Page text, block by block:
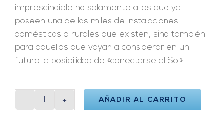
imprescindible no solamente a los que ya
poseen una de las miles de instalaciones
domésticas o rurales que existen, sino también
para aquellos que vayan a considerar en un
futuro la posibilidad de «conectarse al Sol».
AÑADIR AL CARRITO